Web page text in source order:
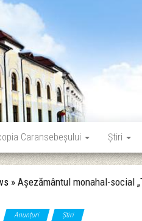
Caransebeșului Știri
» Așezământul monahal-social
Anunțuri Știri